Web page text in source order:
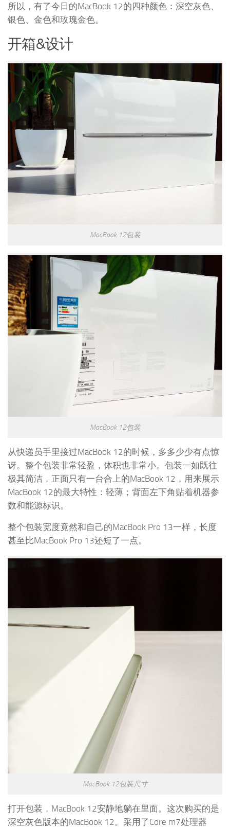
所以，有了今日的MacBook 12的四种颜色：深空灰色、
银色、金色和玫瑰金色。
开箱&设计
MacBook 12包装
MacBook 12包装
从快递员手里接过MacBook 12的时候，多多少少有点惊
讶。整个包装非常轻盈，体积也非常小。包装一如既往
极其简洁，正面只有一台合上的MacBook 12，用来展示
MacBook 12的最大特性：轻薄；背面左下角贴着机器参
数和能源标识。
整个包装宽度竟然和自己的MacBook Pro 13一样，长度
甚至比MacBook Pro 13还短了一点。
MacBook 12包装尺寸
打开包装，MacBook 12安静地躺在里面。这次购买的是
深空灰色版本的MacBook 12。采用了Core m7处理器